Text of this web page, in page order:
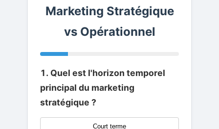
Marketing Stratégique
vs Opérationnel
1. Quel est l'horizon temporel
principal du marketing
stratégique ?
Court terme